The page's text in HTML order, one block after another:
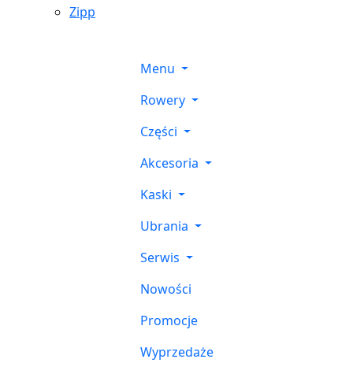
Zipp
Menu
Rowery
Części
Akcesoria
Kaski
Ubrania
Serwis
Nowości
Promocje
Wyprzedaże